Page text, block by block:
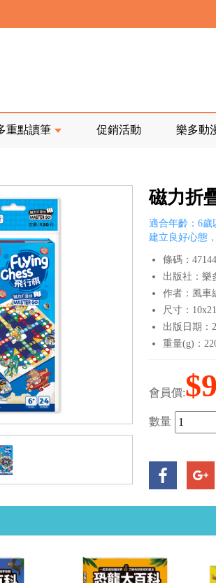
重點讀筆 促銷活動 樂多動
磁力折
適合年齡：6歲
建立良好心態
條碼：
出版社：樂
作者：風車
尺寸：
出版日期：
重量(g)：
會員價:
數量